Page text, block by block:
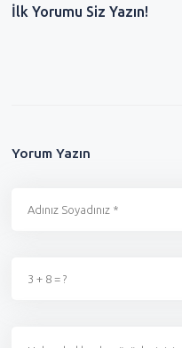
İlk Yorumu Siz Yazın!
Yorum Yazın